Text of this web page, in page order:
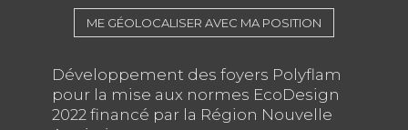
ME GÉOLOCALISER AVEC MA POSITION
Développement des foyers Polyflam
pour la mise aux normes EcoDesign
2022 financé par la Région Nouvelle